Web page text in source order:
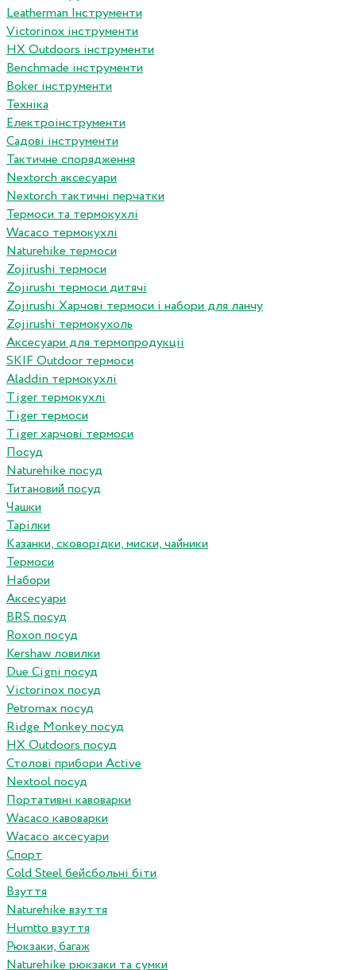
Leatherman Інструменти
Victorinox інструменти
HX Outdoors інструменти
Benchmade інструменти
Boker інструменти
Техніка
Електроінструменти
Садові інструменти
Тактичне спорядження
Nextorch аксесуари
Nextorch тактичні перчатки
Термоси та термокухлі
Wacaco термокухлі
Naturehike термоси
Zojirushi термоси
Zojirushi термоси дитячі
Zojirushi Харчові термоси і набори для ланчу
Zojirushi термокухоль
Аксесуари для термопродукціі
SKIF Outdoor термоси
Aladdin термокухлі
Tiger термокухлі
Tiger термоси
Tiger харчові термоси
Посуд
Naturehike посуд
Титановий посуд
Чашки
Тарілки
Казанки, сковорідки, миски, чайники
Термоси
Набори
Аксесуари
BRS посуд
Roxon посуд
Kershaw ловилки
Due Cigni посуд
Victorinox посуд
Petromax посуд
Ridge Monkey посуд
HX Outdoors посуд
Столові прибори Active
Nextool посуд
Портативні кавоварки
Wacaco кавоварки
Wacaco аксесуари
Спорт
Cold Steel бейсбольні біти
Взуття
Naturehike взуття
Humtto взуття
Рюкзаки, багаж
Naturehike рюкзаки та сумки